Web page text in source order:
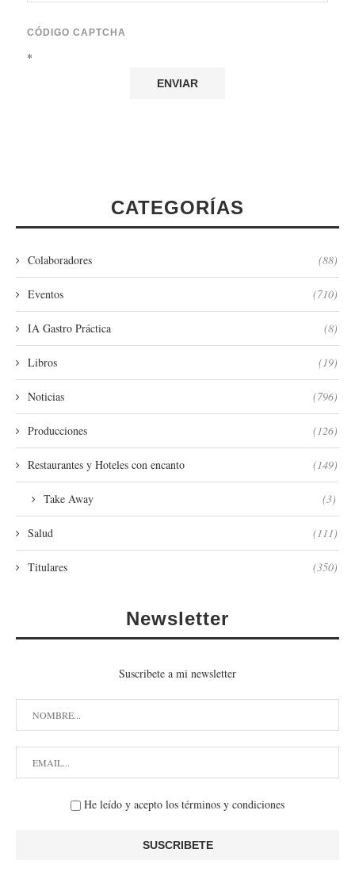
CÓDIGO CAPTCHA
*
CATEGORÍAS
Colaboradores (88)
Eventos (710)
IA Gastro Práctica (8)
Libros (19)
Noticias (796)
Producciones (126)
Restaurantes y Hoteles con encanto (149)
Take Away (3)
Salud (111)
Titulares (350)
Newsletter
Suscribete a mi newsletter
He leído y acepto los términos y condiciones